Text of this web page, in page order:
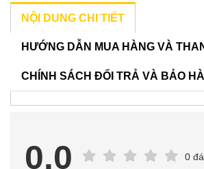
NỘI DUNG CHI TIẾT
HƯỚNG DẪN MUA HÀNG VÀ
CHÍNH SÁCH ĐỔI TRẢ VÀ BẢO
0.0 0